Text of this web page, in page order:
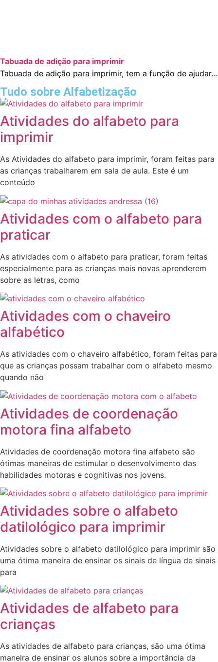
Tabuada de adição para imprimir
Tabuada de adição para imprimir, tem a função de ajudar...
Tudo sobre Alfabetização
Atividades do alfabeto para
imprimir
As Atividades do alfabeto para imprimir, foram feitas para
as crianças trabalharem em sala de aula. Este é um
conteúdo
Atividades com o alfabeto para
praticar
As atividades com o alfabeto para praticar, foram feitas
especialmente para as crianças mais novas aprenderem
sobre as letras, como
Atividades com o chaveiro
alfabético
As atividades com o chaveiro alfabético, foram feitas para
que as crianças possam trabalhar com o alfabeto mesmo
quando não
Atividades de coordenação
motora fina alfabeto
Atividades de coordenação motora fina alfabeto são
ótimas maneiras de estimular o desenvolvimento das
habilidades motoras e cognitivas nos jovens.
Atividades sobre o alfabeto
datilológico para imprimir
Atividades sobre o alfabeto datilológico para imprimir são
uma ótima maneira de ensinar os sinais de língua de sinais
para
Atividades de alfabeto para
crianças
As atividades de alfabeto para crianças, são uma ótima
maneira de ensinar os alunos sobre a importância da